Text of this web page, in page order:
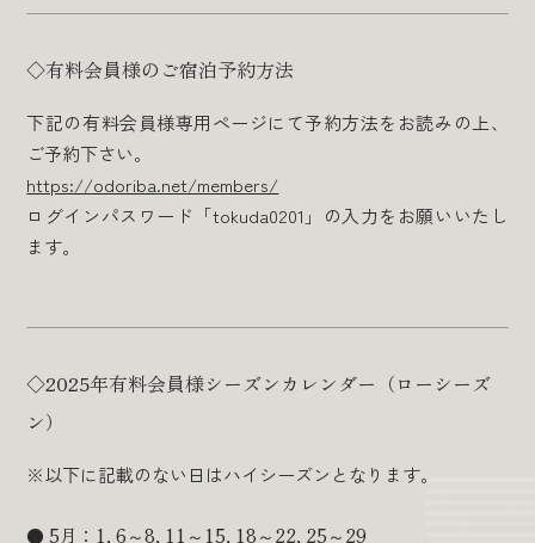
◇有料会員様のご宿泊予約方法
下記の有料会員様専用ページにて予約方法をお読みの上、
ご予約下さい。
https://odoriba.net/members/
ログインパスワード「tokuda0201」の入力をお願いいたし
ます。
◇2025年有料会員様シーズンカレンダー（ローシーズ
ン）
※以下に記載のない日はハイシーズンとなります。
5月：1, 6～8, 11～15, 18～22, 25～29